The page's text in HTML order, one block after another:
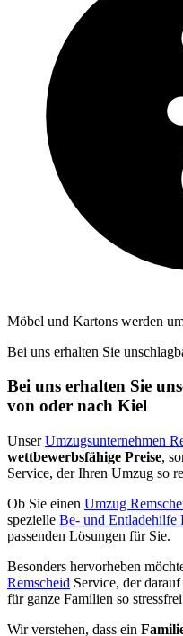
Möbel und Kartons werden
Bei uns erhalten Sie
Bei uns erhalten Sie
von oder nach Kiel
UnserUmzugsunternehmen
wettbewerbsfähige Preise,
Service, der Ihren Umzug so
Ob Sie einen Umzug
spezielle Be- und Entladehilfe
passenden Lösungen für Sie.
Besonders hervorheben
Remscheid Service, der
für ganze Familien so
Wir verstehen, dass ein